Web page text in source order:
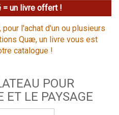
= un livre offert !
, pour l'achat d'un ou plusieurs
Quæ, un livre vous est
catalogue !
POUR
ET LE PAYSAGE